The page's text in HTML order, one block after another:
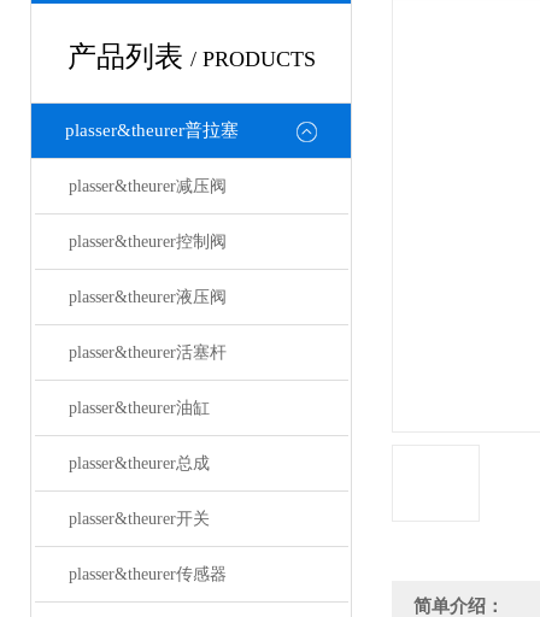
产品列表 / PRODUCTS
plasser&theurer普拉塞
plasser&theurer减压阀
plasser&theurer控制阀
plasser&theurer液压阀
plasser&theurer活塞杆
plasser&theurer油缸
plasser&theurer总成
plasser&theurer开关
plasser&theurer传感器
简单介绍：